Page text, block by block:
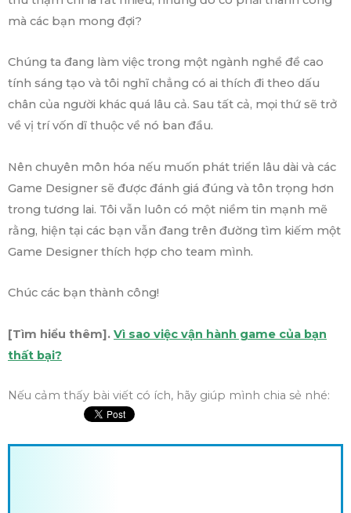
mà các bạn mong đợi?
Chúng ta đang làm việc trong một ngành nghề đề cao
tính sáng tạo và tôi nghĩ chẳng có ai thích đi theo dấu
chân của người khác quá lâu cả. Sau tất cả, mọi thứ sẽ trở
về vị trí vốn dĩ thuộc về nó ban đầu.
Nên chuyên môn hóa nếu muốn phát triển lâu dài và các
Game Designer sẽ được đánh giá đúng và tôn trọng hơn
trong tương lai. Tôi vẫn luôn có một niềm tin mạnh mẽ
rằng, hiện tại các bạn vẫn đang trên đường tìm kiếm một
Game Designer thích hợp cho team mình.
Chúc các bạn thành công!
[Tìm hiểu thêm]. Vì sao việc vận hành game của bạn
thất bại?
Nếu cảm thấy bài viết có ích, hãy giúp mình chia sẻ nhé: